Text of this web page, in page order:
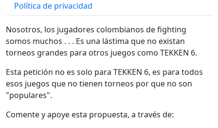
Política de privacidad
Nosotros, los jugadores colombianos de fighting
somos muchos . . . Es una lástima que no existan
torneos grandes para otros juegos como TEKKEN 6.
Esta petición no es solo para TEKKEN 6, es para todos
esos juegos que no tienen torneos por que no son
"populares".
Comente y apoye esta propuesta, a través de: